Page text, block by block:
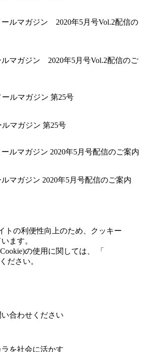
マガジン 2020年5月号Vol.2配信のご
マガジン 第25号
マガジン 2020年5月号配信のご案内
トの利便性向上のため、クッキー
ます。
の使用に関しては、 「
ださい。
合わせください
を社会に活かす